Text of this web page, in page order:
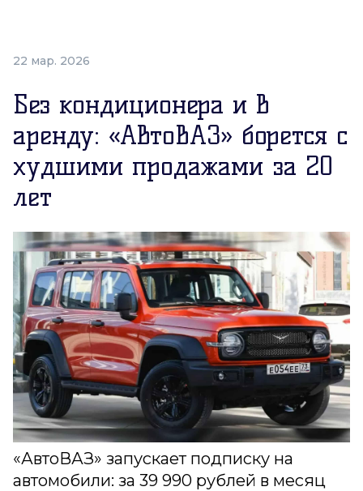
22 мар. 2026
Без кондиционера и в
аренду: «АвтоВАЗ» борется с
худшими продажами за 20
лет
«АвтоВАЗ» запускает подписку на
автомобили: за 39 990 рублей в месяц